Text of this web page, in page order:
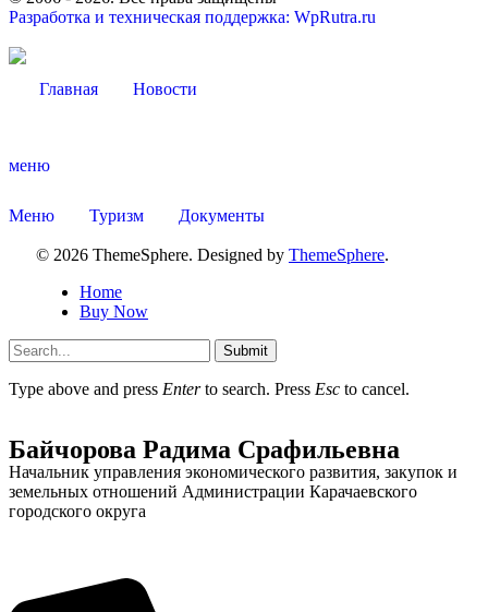
Разработка и техническая поддержка: WpRutra.ru
Главная Новости
меню
Меню Туризм Документы
© 2026 ThemeSphere. Designed by ThemeSphere.
Home
Buy Now
Submit
Type above and press Enterto search. Press Esc to cancel.
Администрация
Байчорова Радима Срафильевна
Начальник управления экономического развития, закупок и
земельных отношений Администрации Карачаевского
городского округа